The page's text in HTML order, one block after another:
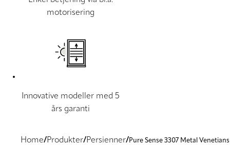
motorisering
Innovative modeller med 5
års garanti
Home Produkter Persienner Pure Sense 3307 Metal Venetians